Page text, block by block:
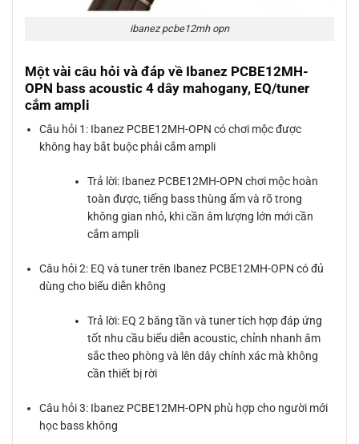
ibanez pcbe12mh opn
Một vài câu hỏi và đáp về Ibanez PCBE12MH-
OPN bass acoustic 4 dây mahogany, EQ/tuner
cắm ampli
Câu hỏi 1: Ibanez PCBE12MH-OPN có chơi mộc được
không hay bắt buộc phải cắm ampli
Trả lời: Ibanez PCBE12MH-OPN chơi mộc hoàn
toàn được, tiếng bass thùng ấm và rõ trong
không gian nhỏ, khi cần âm lượng lớn mới cần
cắm ampli
Câu hỏi 2: EQ và tuner trên Ibanez PCBE12MH-OPN có đủ
dùng cho biểu diễn không
Trả lời: EQ 2 băng tần và tuner tích hợp đáp ứng
tốt nhu cầu biểu diễn acoustic, chỉnh nhanh âm
sắc theo phòng và lên dây chính xác mà không
cần thiết bị rời
Câu hỏi 3: Ibanez PCBE12MH-OPN phù hợp cho người mới
học bass không